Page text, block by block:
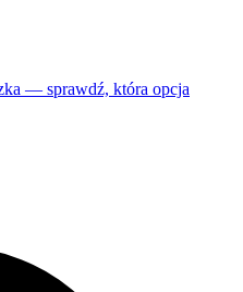
— sprawdź, która opcja